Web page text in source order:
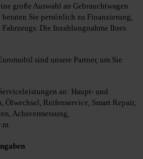
große Auswahl an Gebrauchtwagen
Sie persönlich zu Finanzierung,
Die Inzahlungnahme Ihres
sind unsere Partner, um Sie
an: Haupt- und
Reifenservice, Smart Repair,
Achsvermessung,